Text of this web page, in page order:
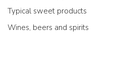
Typical sweet products
Wines, beers and spirits